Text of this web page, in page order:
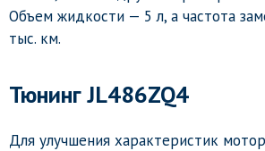
Объем жидкости — 5 л, а частота
тыс. км.
Тюнинг JL486ZQ4
Для улучшения характеристик